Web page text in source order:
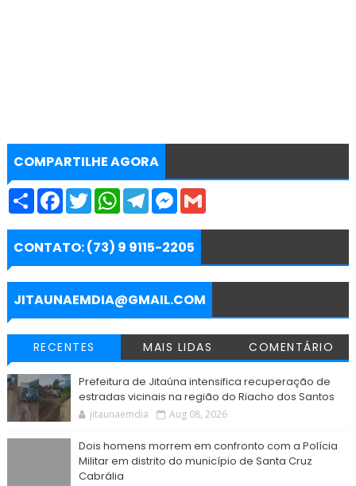
COMPARTILHE AGORA
S
r
e
F
e
b
o
k
T
w
t
t
e
r
W
t
s
p
p
T
e
g
a
m
M
s
e
g
e
r
G
i
CONTATO: (73) 9 9115-2205
JITAUNAEMDIA@GMAIL.COM
RECENTES MAIS LIDAS COMENTÁRIO
Prefeitura de Jitaúna intensifica recuperação de
estradas vicinais na região do Riacho dos Santos
jitaunaemdia Aug 08, 2026
Dois homens morrem em confronto com a Polícia
Militar em distrito do município de Santa Cruz
Cabrália